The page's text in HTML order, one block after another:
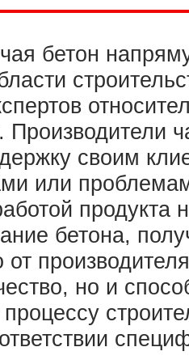
бетон
Производители
своим
или
продукта
бетона,
от
но и